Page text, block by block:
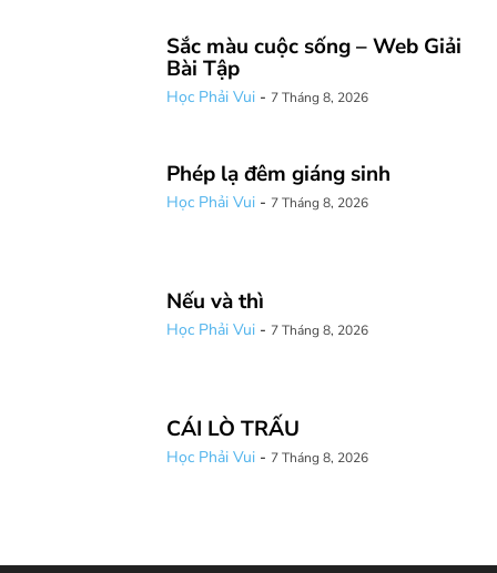
Sắc màu cuộc sống – Web Giải
Bài Tập
Học Phải Vui - 7 Tháng 8, 2026
Phép lạ đêm giáng sinh
Học Phải Vui - 7 Tháng 8, 2026
Nếu và thì
Học Phải Vui - 7 Tháng 8, 2026
CÁI LÒ TRẤU
Học Phải Vui - 7 Tháng 8, 2026